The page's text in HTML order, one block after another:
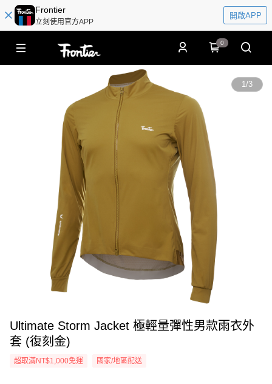
Frontier
立刻使用官方APP
開啟APP
0
1/3
Ultimate Storm Jacket 極輕量彈性男款雨衣外
套 (復刻金)
超取滿NT$1,000免運 國家/地區配送